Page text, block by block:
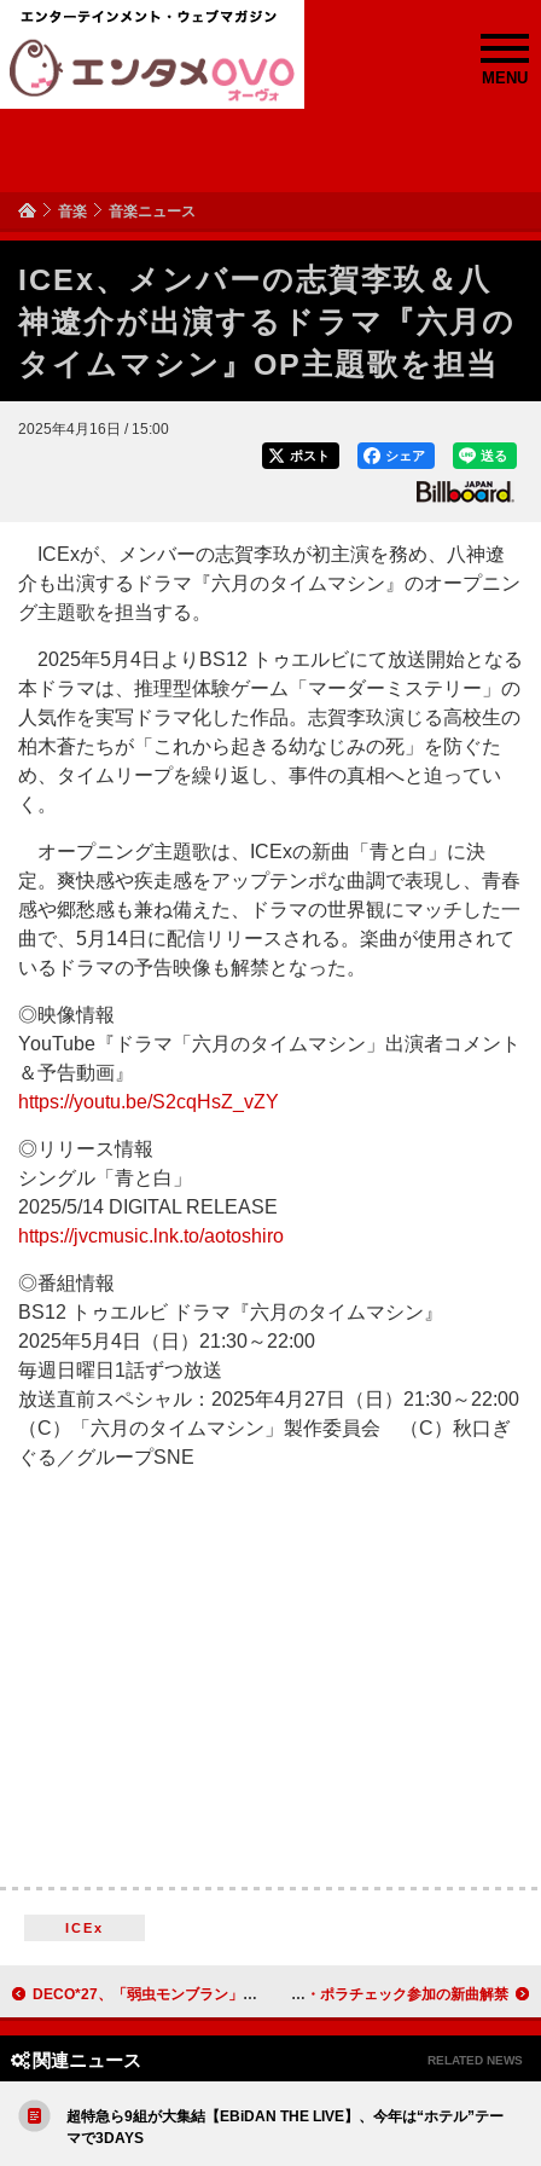
MENU
音楽 音楽ニュース
ICEx、メンバーの志賀李玖＆八
神遼介が出演するドラマ『六月の
タイムマシン』OP主題歌を担当
2025年4月16日 / 15:00
送る
シェア
ポスト
ICExが、メンバーの志賀李玖が初主演を務め、八神遼
介も出演するドラマ『六月のタイムマシン』のオープニン
グ主題歌を担当する。
2025年5月4日よりBS12 トゥエルビにて放送開始となる
本ドラマは、推理型体験ゲーム「マーダーミステリー」の
人気作を実写ドラマ化した作品。志賀李玖演じる高校生の
柏木蒼たちが「これから起きる幼なじみの死」を防ぐた
め、タイムリープを繰り返し、事件の真相へと迫ってい
く。
オープニング主題歌は、ICExの新曲「青と白」に決
定。爽快感や疾走感をアップテンポな曲調で表現し、青春
感や郷愁感も兼ね備えた、ドラマの世界観にマッチした一
曲で、5月14日に配信リリースされる。楽曲が使用されて
いるドラマの予告映像も解禁となった。
◎映像情報
YouTube『ドラマ「六月のタイムマシン」出演者コメント
＆予告動画』
https://youtu.be/S2cqHsZ_vZY
◎リリース情報
シングル「青と白」
2025/5/14 DIGITAL RELEASE
https://jvcmusic.lnk.to/aotoshiro
◎番組情報
BS12 トゥエルビ ドラマ『六月のタイムマシン』
2025年5月4日（日）21:30～22:00
毎週日曜日1話ずつ放送
放送直前スペシャル：2025年4月27日（日）21:30～22:00
（C）「六月のタイムマシン」製作委員会 （C）秋口ぎ
ぐる／グループSNE
ICEx
DECO*27、「弱虫モンブラン」リメイクバージョンMV公開 キャロライン、初来日公演決定＆キャロライン・ポラチェック参加の新曲解禁
関連ニュース RELATED NEWS
超特急ら9組が大集結【EBiDAN THE LIVE】、今年は“ホテル”テー
マで3DAYS